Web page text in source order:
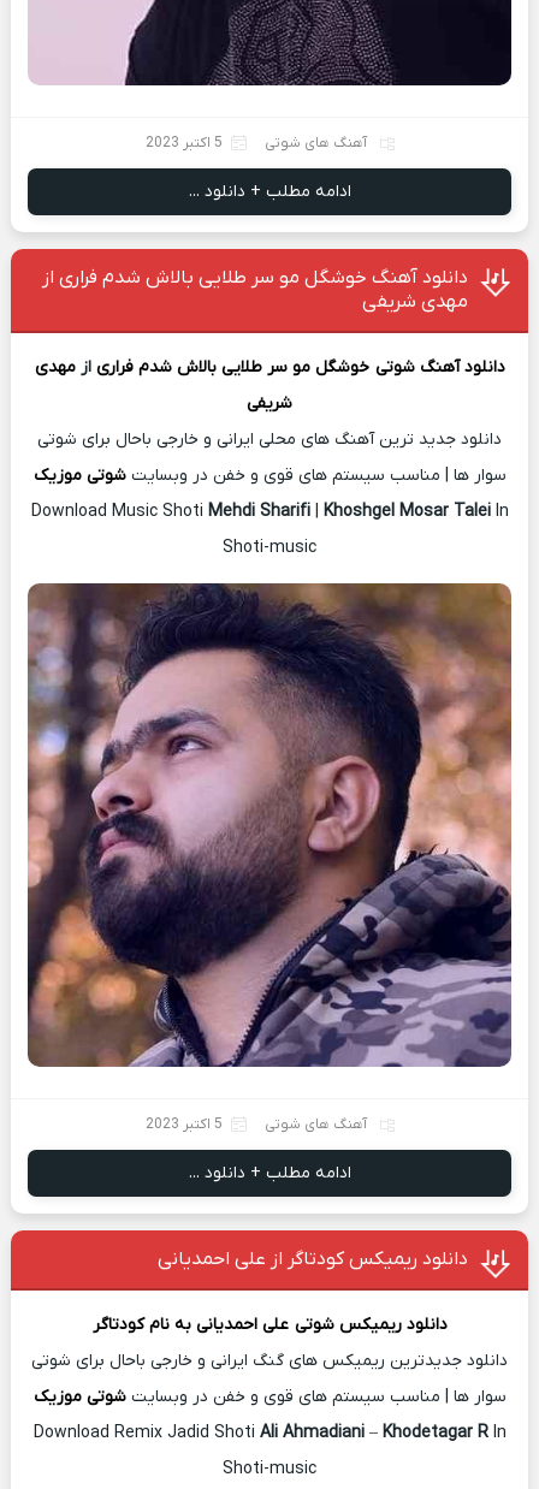
آهنگ های شوتی 5 اکتبر 2023
ادامه مطلب + دانلود ...
دانلود آهنگ خوشگل مو سر طلایی بالاش شدم فراری از
مهدی شریفی
دانلود آهنگ شوتی خوشگل مو سر طلایی بالاش شدم فراری ازمهدی
شریفی
دانلود جدید ترین آهنگ های محلی ایرانی و خارجی باحال برای شوتی
سوار ها | مناسب سیستم های قوی و خفن در وبسایتشوتی موزیک
Download Music Shoti Mehdi Sharifi| Khoshgel Mosar TaleiIn
Shoti-music
آهنگ های شوتی 5 اکتبر 2023
ادامه مطلب + دانلود ...
دانلود ریمیکس کودتاگر از علی احمدیانی
دانلود ریمیکس شوتی علی احمدیانی به نامکودتاگر
دانلود جدیدترین ریمیکس های گنگ ایرانی و خارجی باحال برای شوتی
سوار ها | مناسب سیستم های قوی و خفن در وبسایتشوتی موزیک
Download Remix Jadid Shoti Ali Ahmadiani– Khodetagar RIn
Shoti-music